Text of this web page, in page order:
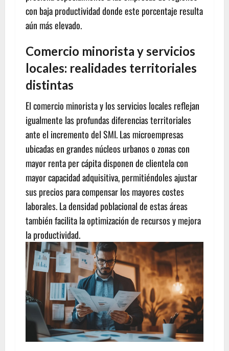
con baja productividad donde este porcentaje resulta
aún más elevado.
Comercio minorista y servicios
locales: realidades territoriales
distintas
El comercio minorista y los servicios locales reflejan
igualmente las profundas diferencias territoriales
ante el incremento del SMI. Las microempresas
ubicadas en grandes núcleos urbanos o zonas con
mayor renta per cápita disponen de clientela con
mayor capacidad adquisitiva, permitiéndoles ajustar
sus precios para compensar los mayores costes
laborales. La densidad poblacional de estas áreas
también facilita la optimización de recursos y mejora
la productividad.